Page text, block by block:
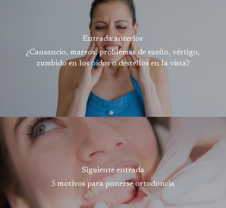
Entrada anterior
¿Cansancio, mareos, problemas de sueño, vértigo,
zumbido en los oídos o destellos en la vista?
Siguiente entrada
5 motivos para ponerse ortodoncia